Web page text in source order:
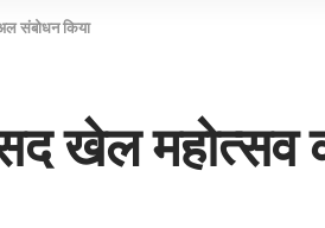
संबोधन किया
खेल महोत्सव